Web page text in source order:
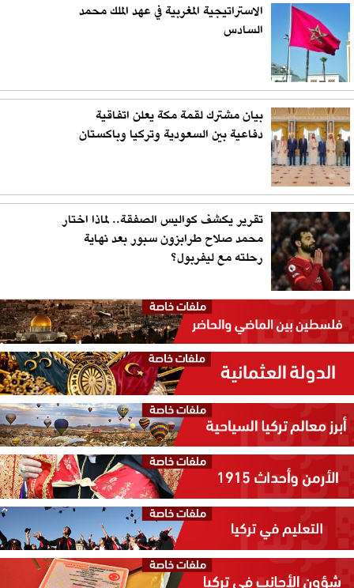
الاستراتيجية المغربية في عهد الملك محمد
السادس
بيان مشترك لقمة مكة يعلن اتفاقية
دفاعية بين السعودية وتركيا وباكستان
تقرير يكشف كواليس الصفقة.. لماذا اختار
محمد صلاح طرابزون سبور بعد نهاية
رحلته مع ليفربول؟